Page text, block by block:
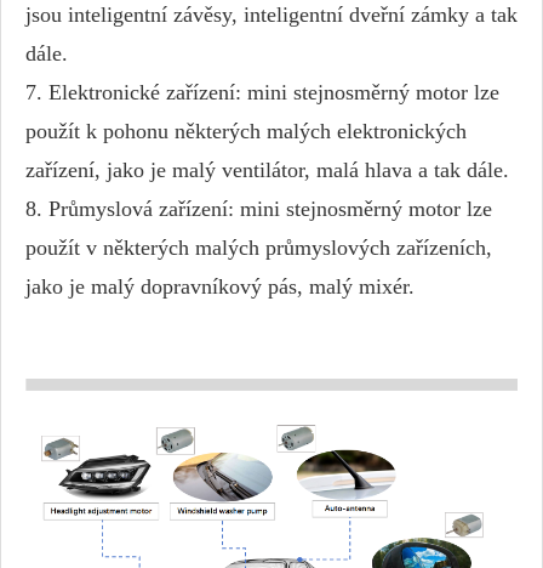
jsou inteligentní závěsy, inteligentní dveřní zámky a tak
dále.
7. Elektronické zařízení: mini stejnosměrný motor lze
použít k pohonu některých malých elektronických
zařízení, jako je malý ventilátor, malá hlava a tak dále.
8. Průmyslová zařízení: mini stejnosměrný motor lze
použít v některých malých průmyslových zařízeních,
jako je malý dopravníkový pás, malý mixér.